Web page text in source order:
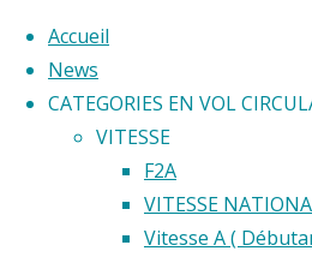
Accueil
News
CATEGORIES EN VOL
VITESSE
F2A
VITESSE
Vitesse A (
©2020 Vol circulaire commandé